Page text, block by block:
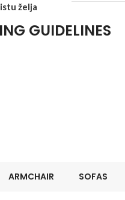
želja
GUIDELINES
ARMCHAIR SOFAS